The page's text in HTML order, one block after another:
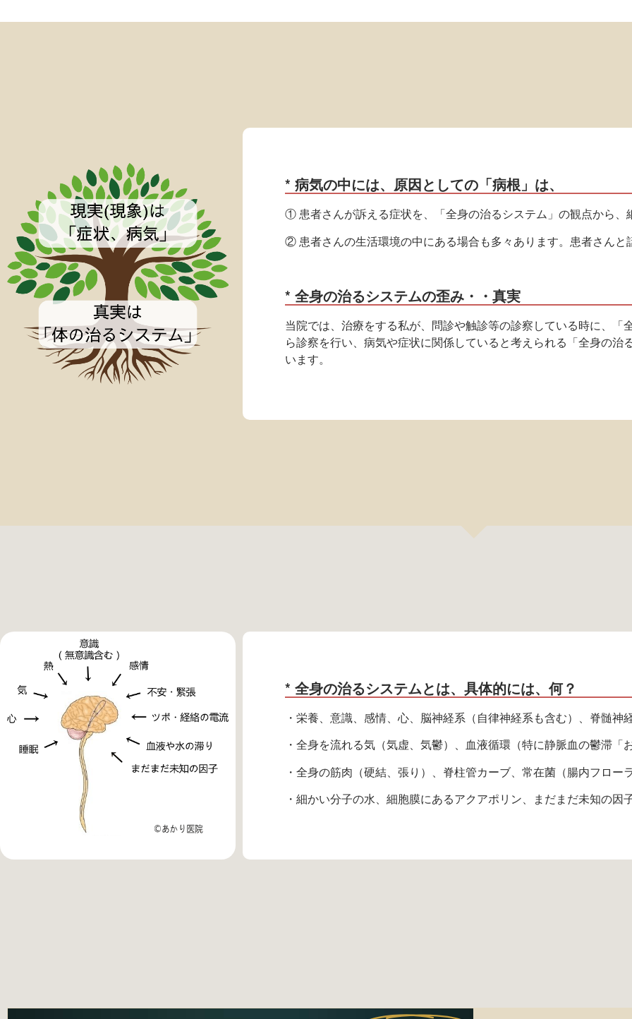
* 病気の中には、原因としての「病根」は、
① 患者さんが訴える症状を、「全身の治るシステム」の観点から、
② 患者さんの生活環境の中にある場合も多々あります。患者さんと
* 全身の治るシステムの歪み・・真実
当院では、治療をする私が、問診や触診等の診察している時に、
ら診察を行い、病気や症状に関係していると考えられる「全身の
います。
* 全身の治るシステムとは、具体的には、何？
・栄養、意識、感情、心、脳神経系（自律神経系も含む）、脊髄神
・全身を流れる気（気虚、気鬱）、血液循環（特に静脈血の鬱滞
・全身の筋肉（硬結、張り）、脊柱管カーブ、常在菌（腸内フロ
・細かい分子の水、細胞膜にあるアクアポリン、まだまだ未知の因